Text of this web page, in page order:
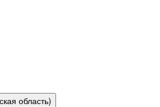
область)